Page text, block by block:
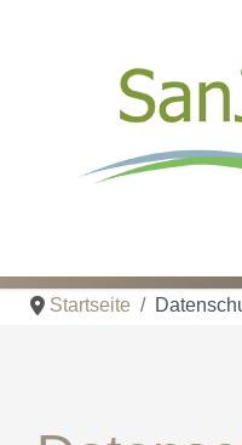
Startseite
Alle Leistungen
Gesichtsbehandlungen
Öffnungszeiten
Anfahrt